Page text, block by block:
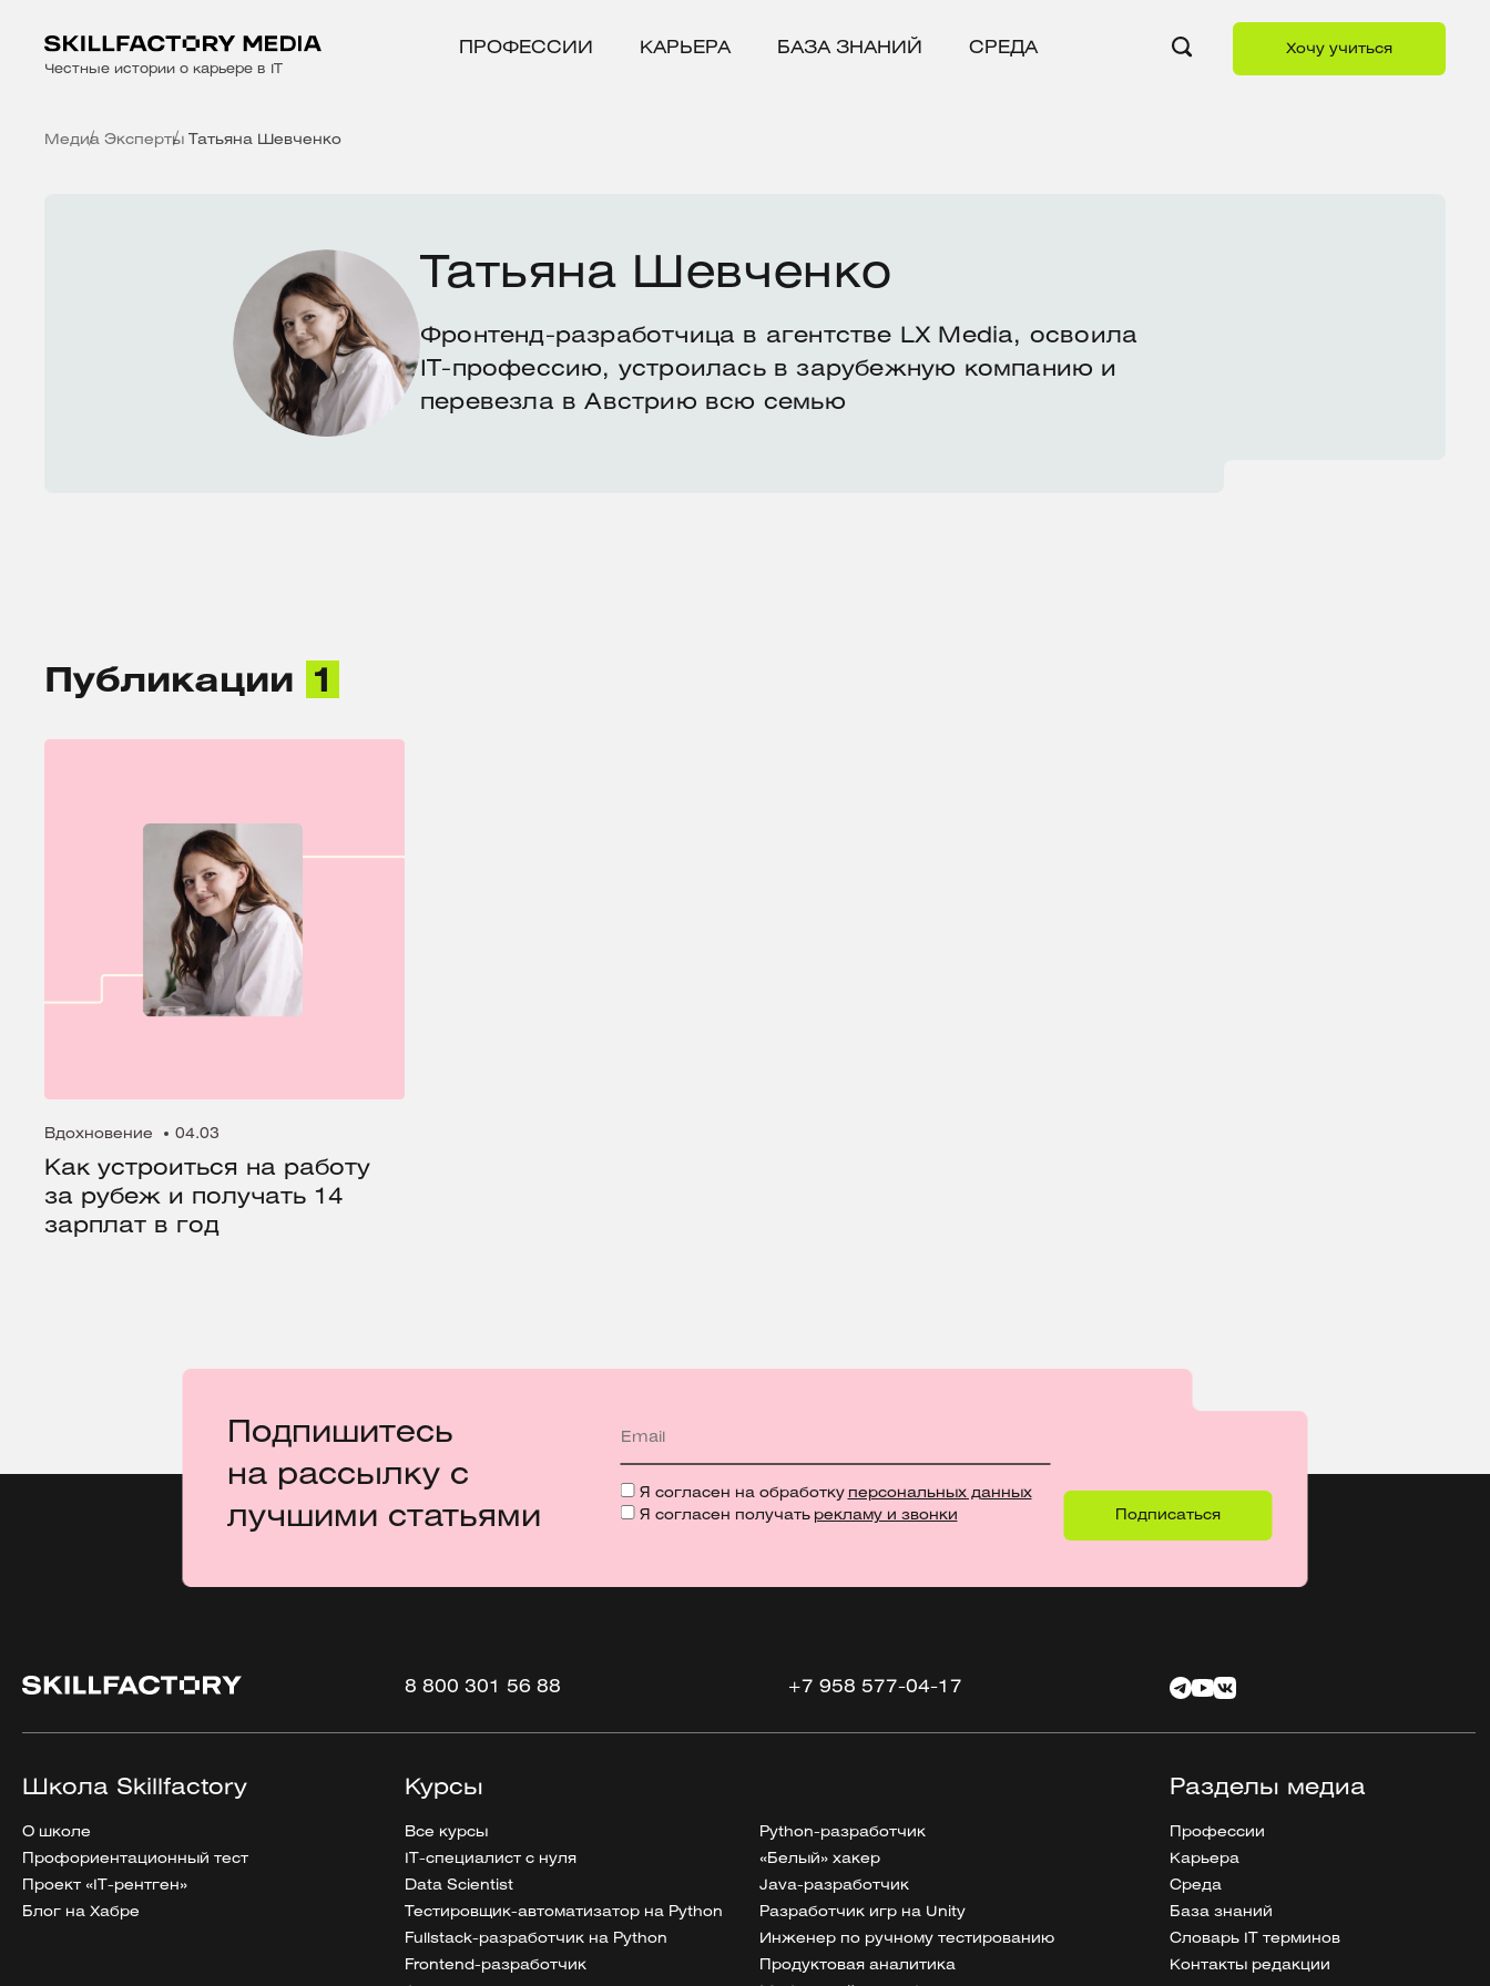
Честные истории о карьере в IT
ПРОФЕССИИ КАРЬЕРА БАЗА ЗНАНИЙ СРЕДА Хочу учиться
Медиа Эксперты Татьяна Шевченко
Татьяна Шевченко
Фронтенд-разработчица в агентстве LX Media, освоила
IT-профессию, устроилась в зарубежную компанию и
перевезла в Австрию всю семью
Публикации 1
Вдохновение 04.03
Как устроиться на работу
за рубеж и получать 14
зарплат в год
Подпишитесь
на рассылку с
лучшими статьями
Я согласен на обработку персональных данных
Я согласен получать рекламу и звонки
8 800 301 56 88 +7 958 577-04-17
Школа Skillfactory
О школе
Профориентационный тест
Проект «IT-рентген»
Блог на Хабре
Курсы
Все курсы Python-разработчик
IT-специалист с нуля «Белый» хакер
Data Scientist Java-разработчик
Тестировщик-автоматизатор на Python Разработчик игр на Unity
Fullstack-разработчик на Python Инженер по ручному тестированию
Frontend-разработчик Продуктовая аналитика
Разделы медиа
Профессии
Карьера
Среда
База знаний
Словарь IT терминов
Контакты редакции